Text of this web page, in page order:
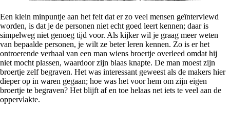
Een klein minpuntje aan het feit dat er zo veel mensen geïnterviewd
worden, is dat je de personen niet echt goed leert kennen; daar is
simpelweg niet genoeg tijd voor. Als kijker wil je graag meer weten
van bepaalde personen, je wilt ze beter leren kennen. Zo is er het
ontroerende verhaal van een man wiens broertje overleed omdat hij
niet mocht plassen, waardoor zijn blaas knapte. De man moest zijn
broertje zelf begraven. Het was interessant geweest als de makers hier
dieper op in waren gegaan; hoe was het voor hem om zijn eigen
broertje te begraven? Het blijft af en toe helaas net iets te veel aan de
oppervlakte.